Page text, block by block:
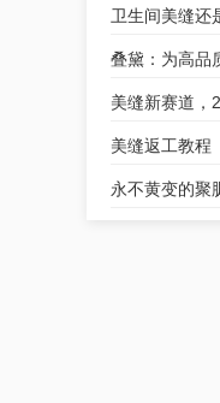
叠黛：为高品
美缝返工教程
永不黄变的聚